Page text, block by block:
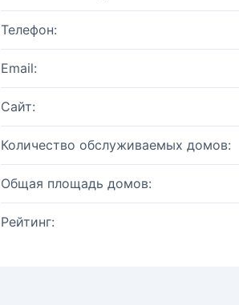
Телефон:
Email:
Сайт:
Количество обслуживаемых домов:
Общая площадь домов:
Рейтинг: